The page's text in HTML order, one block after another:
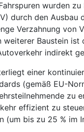
wurden
durch den
Verzahnung von
weiterer Baustein
indirekt
einer
(gemäß EU-
effizient zu
(um bis zu 25 %